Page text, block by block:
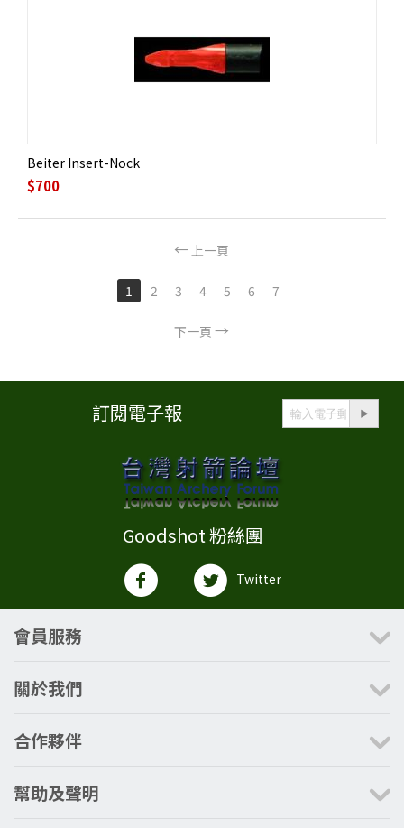
Beiter Insert-Nock
$700
上一頁
1 2 3 4 5 6 7
下一頁
訂閱電子報
Goodshot 粉絲團
Twitter
會員服務
關於我們
合作夥伴
幫助及聲明